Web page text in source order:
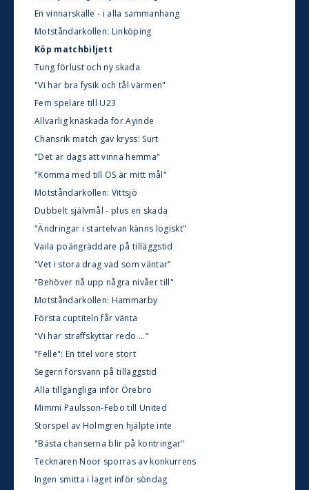
En vinnarskalle - i alla sammanhang
Motståndarkollen: Linköping
Köp matchbiljett
Tung förlust och ny skada
"Vi har bra fysik och tål värmen"
Fem spelare till U23
Allvarlig knäskada för Ayinde
Chansrik match gav kryss: Surt
"Det är dags att vinna hemma"
"Komma med till OS är mitt mål"
Motståndarkollen: Vittsjö
Dubbelt självmål - plus en skada
"Ändringar i startelvan känns logiskt"
Vaila poängräddare på tilläggstid
"Vet i stora drag vad som väntar"
"Behöver nå upp några nivåer till"
Motståndarkollen: Hammarby
Första cuptiteln får vänta
"Vi har straffskyttar redo ..."
"Felle": En titel vore stort
Segern försvann på tilläggstid
Alla tillgängliga inför Örebro
Mimmi Paulsson-Febo till United
Storspel av Holmgren hjälpte inte
"Bästa chanserna blir på kontringar"
Tecknaren Noor sporras av konkurrens
Ingen smitta i laget inför söndag